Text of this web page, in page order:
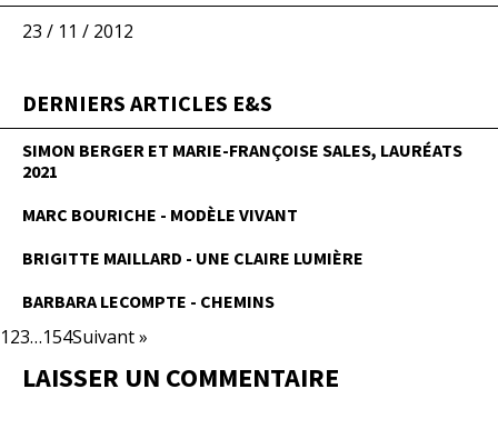
23 / 11 / 2012
DERNIERS ARTICLES E&S
SIMON BERGER ET MARIE-FRANÇOISE SALES, LAURÉATS
2021
MARC BOURICHE - MODÈLE VIVANT
BRIGITTE MAILLARD - UNE CLAIRE LUMIÈRE
BARBARA LECOMPTE - CHEMINS
123…154Suivant »
LAISSER UN COMMENTAIRE